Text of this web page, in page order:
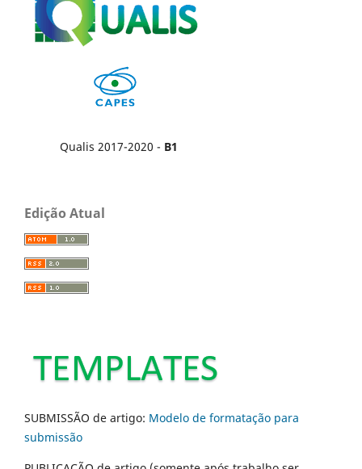
Qualis 2017-2020 - B1
Edição Atual
SUBMISSÃO de artigo: Modelo de formatação para
submissão